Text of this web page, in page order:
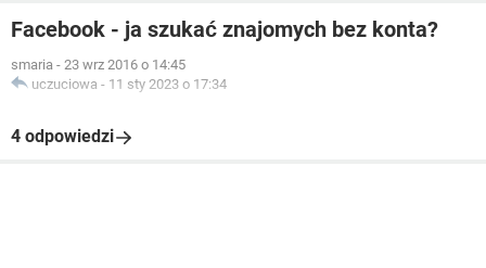
Facebook - ja szukać znajomych bez konta?
smaria - 23 wrz 2016 o 14:45
uczuciowa - 11 sty 2023 o 17:34
4 odpowiedzi